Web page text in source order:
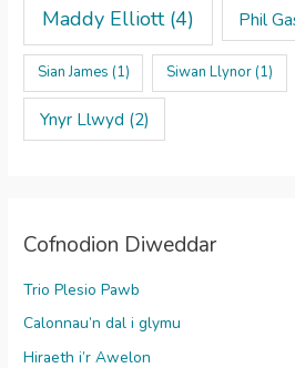
Maddy Elliott(4) Phil
Sian James (1) Siwan Llynor(1)
Ynyr Llwyd (2)
Cofnodion Diweddar
Trio Plesio Pawb
Calonnau’n dal i glymu
Hiraeth i’r Awelon